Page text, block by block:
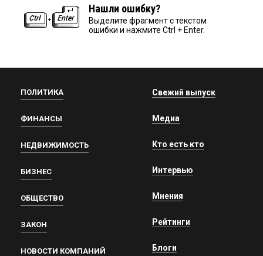
Нашли ошибку?
Выделите фрагмент с текстом
ошибки и нажмите Ctrl + Enter.
ПОЛИТИКА
ФИНАНСЫ
НЕДВИЖИМОСТЬ
БИЗНЕС
ОБЩЕСТВО
ЗАКОН
НОВОСТИ КОМПАНИЙ
Свежий выпуск
Медиа
Кто есть кто
Интервью
Мнения
Рейтинги
Блоги